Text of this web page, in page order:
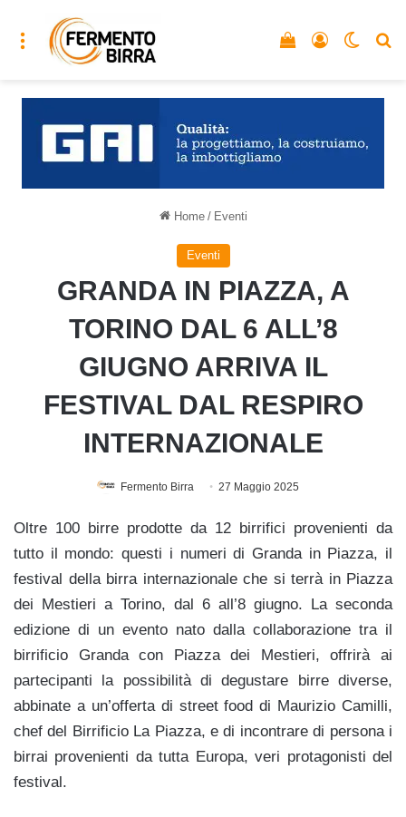
Menu Accedi
Vedi il carrello
Home / Eventi
Eventi
GRANDA IN PIAZZA, A
TORINO DAL 6 ALL’8
GIUGNO ARRIVA IL
FESTIVAL DAL RESPIRO
INTERNAZIONALE
Fermento Birra 27 Maggio 2025
Oltre 100 birre prodotte da 12 birrifici provenienti da
tutto il mondo: questi i numeri di Granda in Piazza, il
festival della birra internazionale che si terrà in Piazza
dei Mestieri a Torino, dal 6 all’8 giugno. La seconda
edizione di un evento nato dalla collaborazione tra il
birrificio Granda con Piazza dei Mestieri, offrirà ai
partecipanti la possibilità di degustare birre diverse,
abbinate a un’offerta di street food di Maurizio Camilli,
chef del Birrificio La Piazza, e di incontrare di persona i
birrai provenienti da tutta Europa, veri protagonisti del
festival.